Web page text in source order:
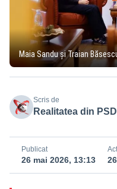
Maia Sandu și Traian
Scris de
Realitatea din PSD
Publicat
26 mai 2026, 13:13